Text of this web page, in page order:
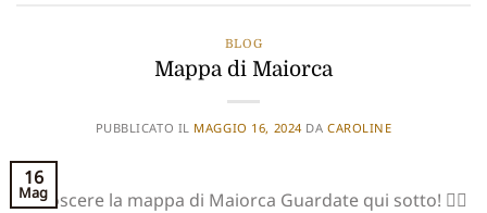
BLOG
Mappa di Maiorca
PUBBLICATO IL MAGGIO 16, 2024 DA CAROLINE
16
Mag
Conoscere la mappa di Maiorca Guardate qui sotto! 👇🏻